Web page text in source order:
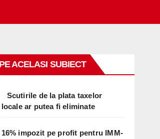
PE ACELASI SUBIECT
Scutirile de la plata taxelor
locale ar putea fi eliminate
16% impozit pe profit pentru IMM-